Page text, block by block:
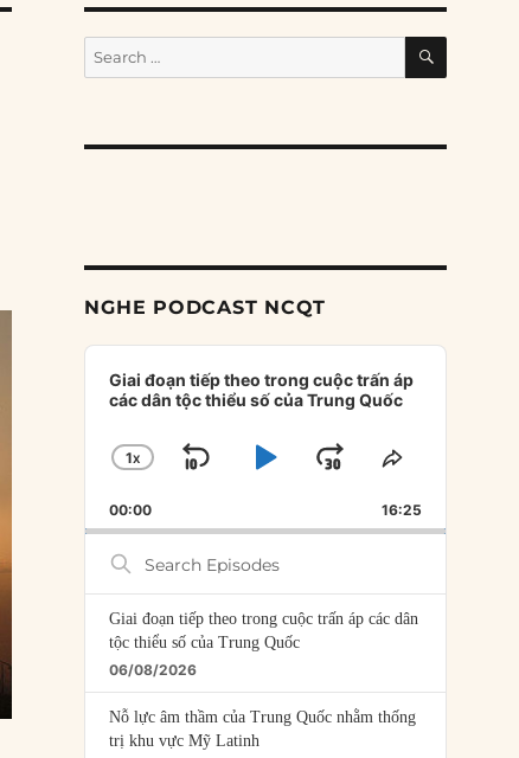
Search
for:
SEARCH
NGHE PODCAST NCQT
Audio
Player
Giai đoạn tiếp theo trong cuộc trấn áp
các dân tộc thiểu số của Trung Quốc
CHANGE
RATE
1X
SKIP
BACKWARD
PLAYJUMP
FORWARD
SHARE
EPISODE
00:00 16:25
Search
Episodes
Giai đoạn tiếp theo trong cuộc trấn áp các dân
tộc thiểu số của Trung Quốc
06/08/2026
Nỗ lực âm thầm của Trung Quốc nhằm thống
trị khu vực Mỹ Latinh